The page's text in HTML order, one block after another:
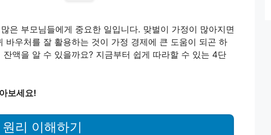
은 부모님들에게 중요한 일입니다. 맞벌이 가정이 많아지면
바우처를 잘 활용하는 것이 가정 경제에 큰 도움이 되곤 하
액을 알 수 있을까요? 지금부터 쉽게 따라할 수 있는 4단
보세요!
리 이해하기